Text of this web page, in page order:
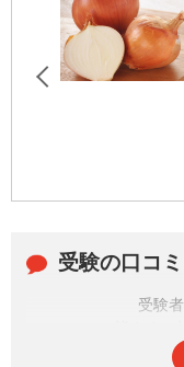
受験の口コ
受験